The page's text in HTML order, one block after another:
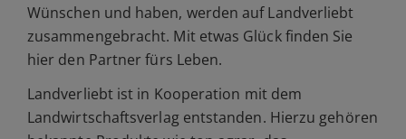
Wünschen und haben, werden auf Landverliebt
zusammengebracht. Mit etwas Glück finden Sie
hier den Partner fürs Leben.
Landverliebt ist in Kooperation mit dem
Landwirtschaftsverlag entstanden. Hierzu gehören